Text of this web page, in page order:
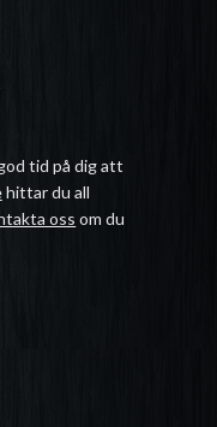
tid på dig att
hittar du all
oss om du